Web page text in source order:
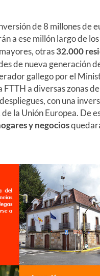
de 8 millones de
a ese millón largo de
otras32.000
de nueva generación
gallego por el
a diversas zonas
con una
la Unión Europea. De
y negocios